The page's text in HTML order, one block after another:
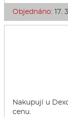
Objednáno: 17.
Nakupují u
cenu.